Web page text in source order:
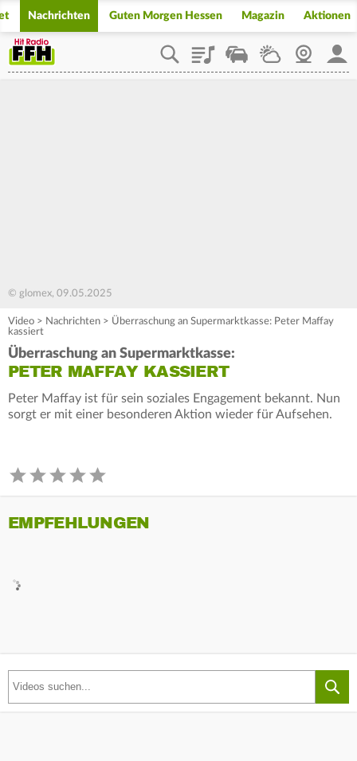
Nachrichten Guten Morgen Hessen Magazin Aktionen
PlaylistStaupilotWetterWebcam
© glomex, 09.05.2025
Video > Nachrichten > Überraschung an Supermarktkasse: Peter Maffay
kassiert
Überraschung an Supermarktkasse:
PETER MAFFAY KASSIERT
Peter Maffay ist für sein soziales Engagement bekannt. Nun
sorgt er mit einer besonderen Aktion wieder für Aufsehen.
EMPFEHLUNGEN